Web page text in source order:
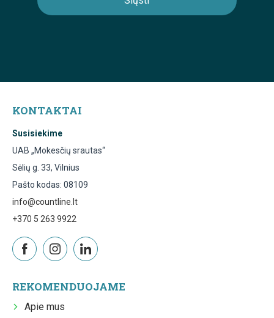
KONTAKTAI
Susisiekime
UAB „Mokesčių srautas“
Sėlių g. 33, Vilnius
Pašto kodas: 08109
info@countline.lt
+370 5 263 9922
REKOMENDUOJAME
Apie mus